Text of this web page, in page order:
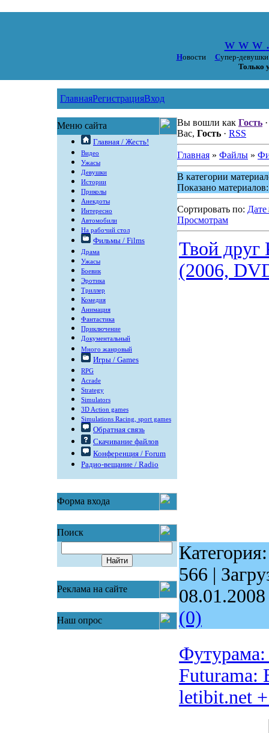
w w w
Новости Супер-
Только
ГлавнаяРегистрацияВход
Меню сайта
Главная / Жесть!
Видео
Ужасы
Девушки
Истории
Приколы
Анекдоты
Интересно
Автомобили
На рабочий стол
Фильмы / Films
Драма
Ужасы
Боевик
Эротика
Триллер
Комедия
Анимация
Фантастика
Приключение
Документальный
Много жанровый
Игры / Games
RPG
Acrade
Strategy
Simulators
3D Action games
Simulations Racing, sport games
Обратная связь
Скачивание файлов
Конференция / Forum
Радио-вещание / Radio
Форма входа
Поиск
Реклама на сайте
Наш опрос
Вы вошли как Гость
Вас, Гость· RSS
Главная» Файлы»
В категории
Показано
Сортировать по: Дате
Просмотрам
Твой друг
(2006,
566 |
08.01.2008
(0)
Футурама:
Futurama:
letibit.net +